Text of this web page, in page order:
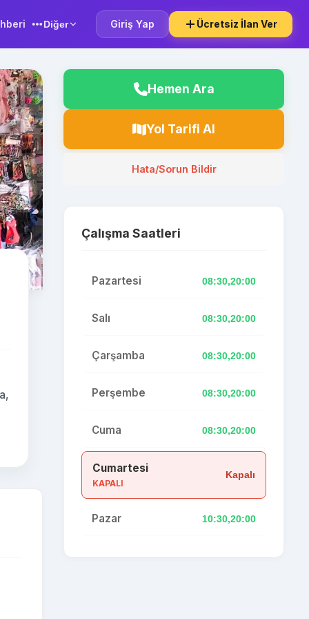
Diğer Giriş Yap Ücretsiz İlan Ver
Hemen Ara
Yol Tarifi Al
Hata/Sorun Bildir
Çalışma Saatleri
Pazartesi 08:30,20:00
Salı 08:30,20:00
Çarşamba 08:30,20:00
Perşembe 08:30,20:00
Cuma 08:30,20:00
Cumartesi
KAPALI
Kapalı
Pazar 10:30,20:00